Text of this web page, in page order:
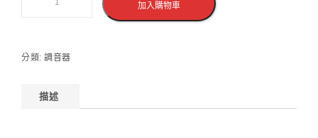
加入購物車
分類: 調音器
描述